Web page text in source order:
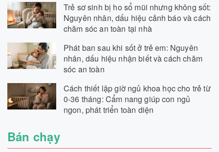
Trẻ sơ sinh bị ho sổ mũi nhưng không sốt:
Nguyên nhân, dấu hiệu cảnh báo và cách
chăm sóc an toàn tại nhà
Phát ban sau khi sốt ở trẻ em: Nguyên
nhân, dấu hiệu nhận biết và cách chăm
sóc an toàn
Cách thiết lập giờ ngủ khoa học cho trẻ từ
0-36 tháng: Cẩm nang giúp con ngủ
ngon, phát triển toàn diện
Bán chạy